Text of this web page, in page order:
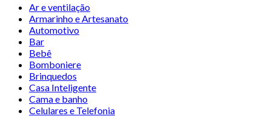
Ar e ventilação
Armarinho e Artesanato
Automotivo
Bar
Bebê
Bomboniere
Brinquedos
Casa Inteligente
Cama e banho
Celulares e Telefonia